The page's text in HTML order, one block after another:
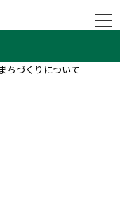
ちづくりについて